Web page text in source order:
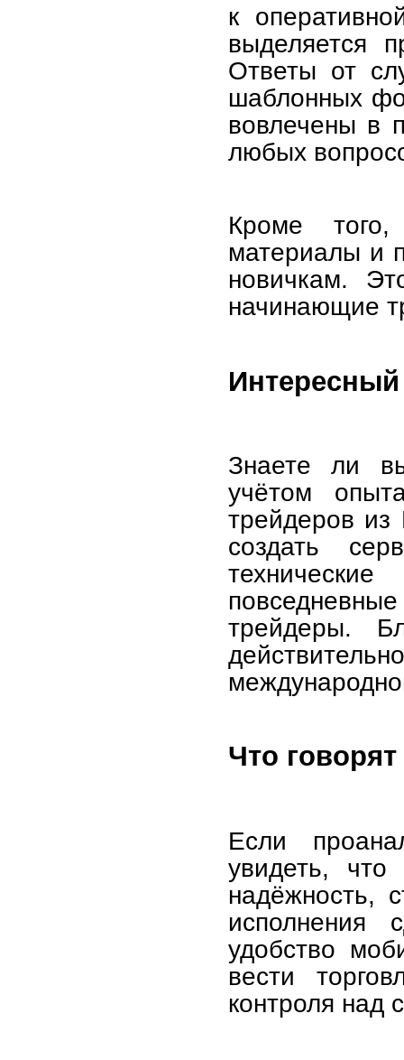
к
выделяется
Ответы от
шаблонных
вовлечены в
любых
Кроме
материалы и
новичкам.
начинающие
Знаете ли
учётом
трейдеров
создать
трейдеры.
Что
Если
увидеть, что
надёжность,
исполнения
удобство
вести
контроля над